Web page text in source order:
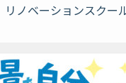
ノベーションスクー